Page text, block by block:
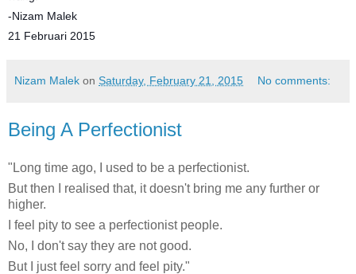
-Nizam Malek
21 Februari 2015
Nizam Malek on Saturday, February 21, 2015 No comments:
Being A Perfectionist
"Long time ago, I used to be a perfectionist.
But then I realised that, it doesn't bring me any further or
higher.
I feel pity to see a perfectionist people.
No, I don't say they are not good.
But I just feel sorry and feel pity."